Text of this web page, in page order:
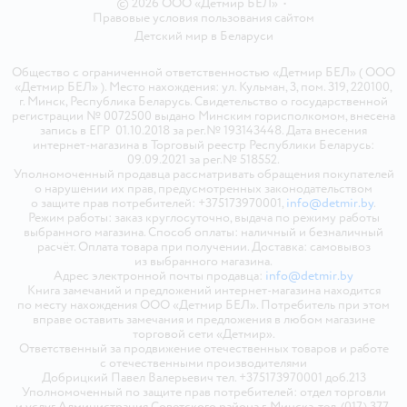
© 2026 ООО «Детмир БЕЛ» •
Правовые условия пользования сайтом
Детский мир в Беларуси
Общество с ограниченной ответственностью «Детмир БЕЛ» ( ООО
«Детмир БЕЛ» ). Место нахождения: ул. Кульман, 3, пом. 319, 220100,
г. Минск, Республика Беларусь. Свидетельство о государственной
регистрации № 0072500 выдано Минским горисполкомом, внесена
запись в ЕГР 01.10.2018 за рег.№ 193143448. Дата внесения
интернет-магазина в Торговый реестр Республики Беларусь:
09.09.2021 за рег.№ 518552.
Уполномоченный продавца рассматривать обращения покупателей
о нарушении их прав, предусмотренных законодательством
о защите прав потребителей: +375173970001, info@detmir.by.
Режим работы: заказ круглосуточно, выдача по режиму работы
выбранного магазина. Способ оплаты: наличный и безналичный
расчёт. Оплата товара при получении. Доставка: самовывоз
из выбранного магазина.
Адрес электронной почты продавца: info@detmir.by
Книга замечаний и предложений интернет-магазина находится
по месту нахождения ООО «Детмир БЕЛ». Потребитель при этом
вправе оставить замечания и предложения в любом магазине
торговой сети «Детмир».
Ответственный за продвижение отечественных товаров и работе
с отечественными производителями
Добрицкий Павел Валерьевич тел. +375173970001 доб.213
Уполномоченный по защите прав потребителей: отдел торговли